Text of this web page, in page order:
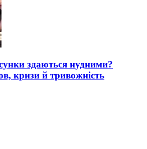
здаються нудними?
кризи й тривожність